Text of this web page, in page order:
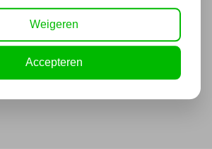
105,97
87,58 excl. BTW
Weigeren
Accepteren